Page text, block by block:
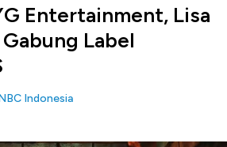
Entertainment, Lisa
Label
Indonesia